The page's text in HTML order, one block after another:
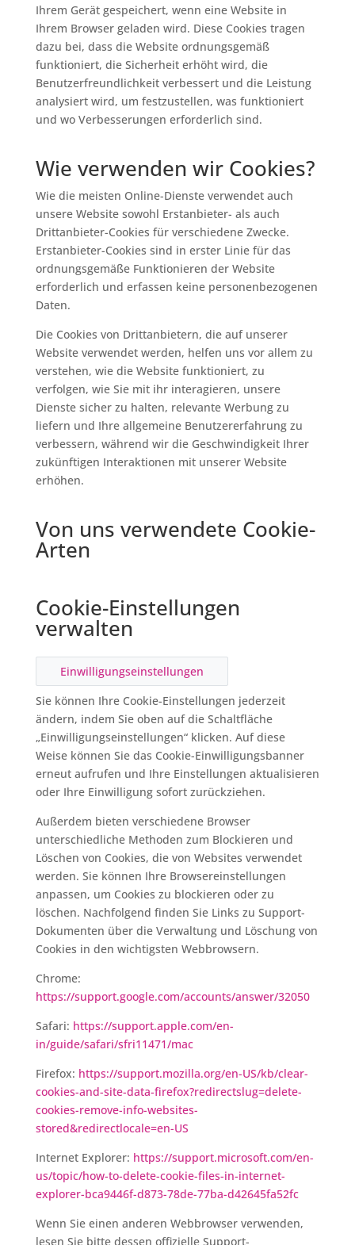
Ihrem Gerät gespeichert, wenn eine Website in
Ihrem Browser geladen wird. Diese Cookies tragen
dazu bei, dass die Website ordnungsgemäß
funktioniert, die Sicherheit erhöht wird, die
Benutzerfreundlichkeit verbessert und die Leistung
analysiert wird, um festzustellen, was funktioniert
und wo Verbesserungen erforderlich sind.
Wie verwenden wir Cookies?
Wie die meisten Online-Dienste verwendet auch
unsere Website sowohl Erstanbieter- als auch
Drittanbieter-Cookies für verschiedene Zwecke.
Erstanbieter-Cookies sind in erster Linie für das
ordnungsgemäße Funktionieren der Website
erforderlich und erfassen keine personenbezogenen
Daten.
Die Cookies von Drittanbietern, die auf unserer
Website verwendet werden, helfen uns vor allem zu
verstehen, wie die Website funktioniert, zu
verfolgen, wie Sie mit ihr interagieren, unsere
Dienste sicher zu halten, relevante Werbung zu
liefern und Ihre allgemeine Benutzererfahrung zu
verbessern, während wir die Geschwindigkeit Ihrer
zukünftigen Interaktionen mit unserer Website
erhöhen.
Von uns verwendete Cookie-
Arten
Cookie-Einstellungen
verwalten
Einwilligungseinstellungen
Sie können Ihre Cookie-Einstellungen jederzeit
ändern, indem Sie oben auf die Schaltfläche
„Einwilligungseinstellungen“ klicken. Auf diese
Weise können Sie das Cookie-Einwilligungsbanner
erneut aufrufen und Ihre Einstellungen aktualisieren
oder Ihre Einwilligung sofort zurückziehen.
Außerdem bieten verschiedene Browser
unterschiedliche Methoden zum Blockieren und
Löschen von Cookies, die von Websites verwendet
werden. Sie können Ihre Browsereinstellungen
anpassen, um Cookies zu blockieren oder zu
löschen. Nachfolgend finden Sie Links zu Support-
Dokumenten über die Verwaltung und Löschung von
Cookies in den wichtigsten Webbrowsern.
Chrome:
https://support.google.com/accounts/answer/32050
Safari: https://support.apple.com/en-
in/guide/safari/sfri11471/mac
Firefox: https://support.mozilla.org/en-US/kb/clear-
cookies-and-site-data-firefox?redirectslug=delete-
cookies-remove-info-websites-
stored&redirectlocale=en-US
Internet Explorer: https://support.microsoft.com/en-
us/topic/how-to-delete-cookie-files-in-internet-
explorer-bca9446f-d873-78de-77ba-d42645fa52fc
Wenn Sie einen anderen Webbrowser verwenden,
lesen Sie bitte dessen offizielle Support-